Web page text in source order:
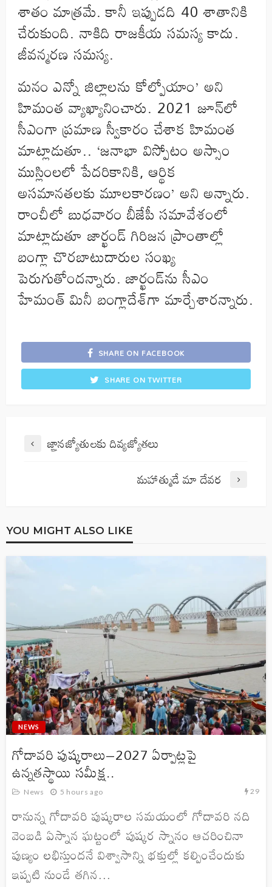
శాతం మాత్రమే. కానీ ఇప్పుడది 40 శాతానికి
చేరుకుంది. నాకిది రాజకీయ సమస్య కాదు.
జీవన్మరణ సమస్య.
మనం ఎన్నో జిల్లాలను కోల్పోయాం’ అని
హిమంత వ్యాఖ్యానించారు. 2021 జూన్‌లో
సీఎంగా ప్రమాణ స్వీకారం చేశాక హిమంత
మాట్లాడుతూ.. ‘జనాభా విస్పోటం అస్సాం
ముస్లింలలో పేదరికానికి, ఆర్థిక
అసమానతలకు మూలకారణం’ అని అన్నారు.
రాంచీలో బుధవారం బీజేపీ సమావేశంలో
మాట్లాడుతూ జార్ఖండ్‌ గిరిజన ప్రాంతాల్లో
బంగ్లా చొరబాటుదారుల సంఖ్య
పెరుగుతోందన్నారు. జార్ఖండ్‌ను సీఎం
హేమంత్‌ మినీ బంగ్లాదేశ్‌గా మార్చేశారన్నారు.
SHARE ON FACEBOOK
SHARE ON TWITTER
జ్ఞానజ్యోతులకు దివ్యజ్యోతలు
మహాత్ముడే మా దేవర
YOU MIGHT ALSO LIKE
NEWS
గోదావరి పుష్కరాలు–2027 ఏర్పాట్లపై
ఉన్నతస్థాయి సమీక్ష..
News 5 hours ago 29
రానున్న గోదావరి పుష్కరాల సమయంలో గోదావరి నది
వెంబడి ఏస్నాన ఘట్టంలో పుష్కర స్నానం ఆచరించినా
పుణ్యం లభిస్తుందనే విశ్వాసాన్ని భక్తుల్లో కల్పించేందుకు
ఇప్పటి నుండే తగిన...